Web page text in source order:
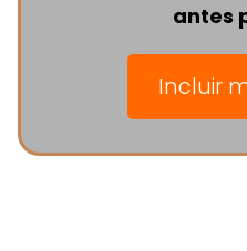
antes
Incluir